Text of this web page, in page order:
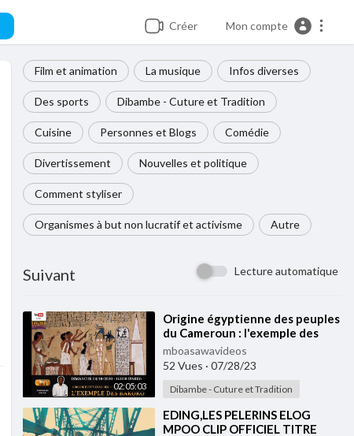
Créer Mon compte
Film et animation La musique Infos diverses
Des sports Dibambe - Cuture et Tradition
Cuisine Personnes et Blogs Comédie
Divertissement Nouvelles et politique
Comment styliser
Organismes à but non lucratif et activisme Autre
Suivant Lecture automatique
02:05:03
⁣Origine égyptienne des peuples
du Cameroun : l'exemple des
Bakoko
mboasawavideos
52 Vues · 07/28/23
Dibambe - Cuture et Tradition
⁣EDING,LES PELERINS ELOG
MPOO CLIP OFFICIEL TITRE